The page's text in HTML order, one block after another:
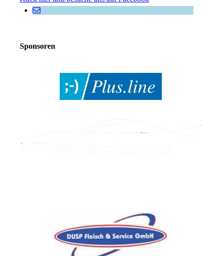
Sponsoren